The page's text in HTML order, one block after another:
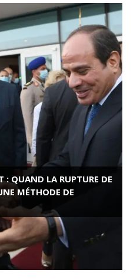
: QUAND LA RUPTURE DE
MÉTHODE DE
DE LA RESISTANCE